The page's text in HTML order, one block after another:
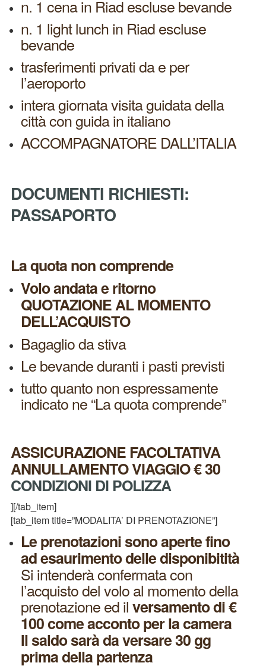
n. 1 cena in Riad escluse bevande
n. 1 light lunch in Riad escluse
bevande
trasferimenti privati da e per
l’aeroporto
intera giornata visita guidata della
città con guida in italiano
ACCOMPAGNATORE DALL’ITALIA
DOCUMENTI RICHIESTI:
PASSAPORTO
La quota non comprende
Volo andata e ritorno
QUOTAZIONE AL MOMENTO
DELL’ACQUISTO
Bagaglio da stiva
Le bevande duranti i pasti previsti
tutto quanto non espressamente
indicato ne “La quota comprende”
ASSICURAZIONE FACOLTATIVA
ANNULLAMENTO VIAGGIO € 30
CONDIZIONI DI POLIZZA
][/tab_item]
[tab_item title=”MODALITA’ DI PRENOTAZIONE”]
Le prenotazioni sono aperte fino
ad esaurimento delle disponibitità
Si intenderà confermata con
l’acquisto del volo al momento della
prenotazione ed ilversamento di €
100 come acconto per la camera
Il saldosaràda versare30 gg
prima della partenza